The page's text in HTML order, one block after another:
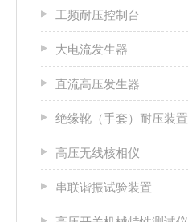
工频耐压控制台
大电流发生器
直流高压发生器
绝缘靴（手套）耐压装置
高压无线核相仪
串联谐振试验装置